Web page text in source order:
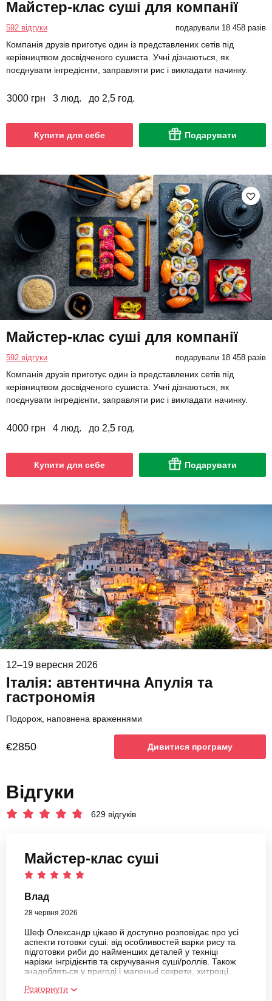
Майстер-клас суші для компанії
592 відгуки подарували 18 458 разів
Компанія друзів приготує один із представлених сетів під
керівництвом досвідченого сушиста. Учні дізнаються, як
поєднувати інгредієнти, заправляти рис і викладати начинку.
3000 грн 3 люд. до 2,5 год.
Купити для себе Подарувати
Майстер-клас суші для компанії
592 відгуки подарували 18 458 разів
Компанія друзів приготує один із представлених сетів під
керівництвом досвідченого сушиста. Учні дізнаються, як
поєднувати інгредієнти, заправляти рис і викладати начинку.
4000 грн 4 люд. до 2,5 год.
Купити для себе Подарувати
12–19 вересня 2026
Італія: автентична Апулія та
гастрономія
Подорож, наповнена враженнями
€2850 Дивитися програму
Відгуки
629 відгуків
Майстер-клас суші
Влад
28 червня 2026
Шеф Олександр цікаво й доступно розповідає про усі
аспекти готовки суші: від особливостей варки рису та
підготовки риби до найменших деталей у техніці
нарізки інгрідієнтів та скручування суші/роллів. Також
знадобляться у пригоді і маленькі секрети, хитрощі,
чудове враження!
Розгорнути